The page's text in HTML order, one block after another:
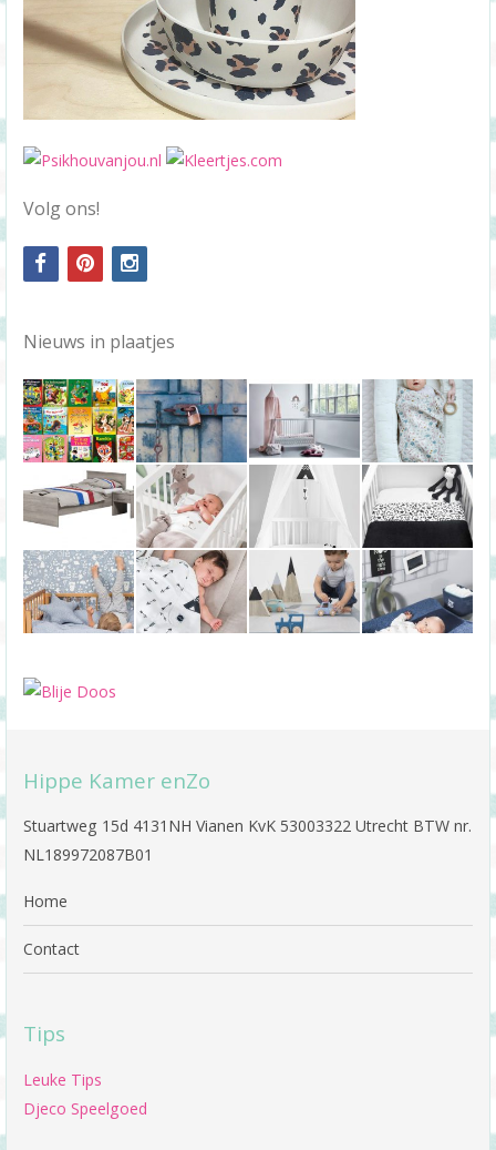
Volg ons!
facebookpinterestinstagram
Nieuws in plaatjes
Hippe Kamer enZo
Stuartweg 15d 4131NH Vianen KvK 53003322 Utrecht BTW nr.
NL189972087B01
Home
Contact
Tips
Leuke Tips
Djeco Speelgoed